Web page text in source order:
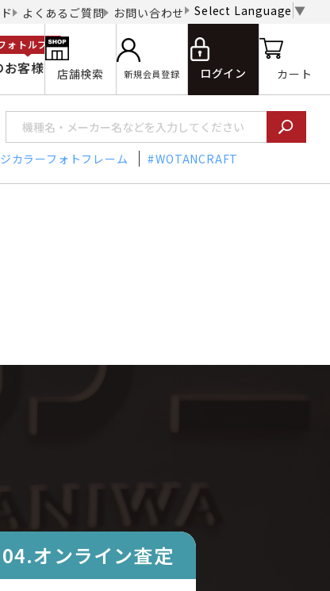
よくあるご質問 お問い合わせ Select Language ▼
お客様
ォトルプロ
店舗検索 新規会員登録 ログイン カート
カラーフォトフレーム WOTANCRAFT
04.オンライン査定